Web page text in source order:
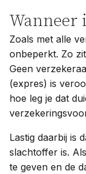
Wanneer
Zoals met alle
onbeperkt. Zo
Geen
(expres) is
hoe leg je dat
Lastig daarbij is
slachtoffer is.
te geven en de